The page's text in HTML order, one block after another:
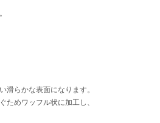
滑らかな表面になります。
ためワッフル状に加工し、